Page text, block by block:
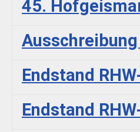
45.
Endstand
Endstand